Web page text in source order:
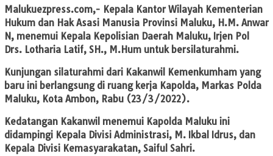
Malukuezpress.com,- Kepala Kantor Wilayah Kementerian
Hukum dan Hak Asasi Manusia Provinsi Maluku, H.M. Anwar
N, menemui Kepala Kepolisian Daerah Maluku, Irjen Pol
Drs. Lotharia Latif, SH., M.Hum untuk bersilaturahmi.
Kunjungan silaturahmi dari Kakanwil Kemenkumham yang
baru ini berlangsung di ruang kerja Kapolda, Markas Polda
Maluku, Kota Ambon, Rabu (23/3/2022).
Kedatangan Kakanwil menemui Kapolda Maluku ini
didampingi Kepala Divisi Administrasi, M. Ikbal Idrus, dan
Kepala Divisi Kemasyarakatan, Saiful Sahri.